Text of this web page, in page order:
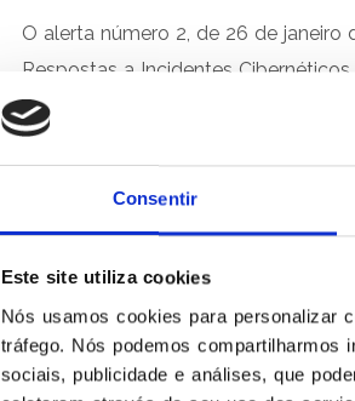
Consentir
Este site utiliza cookies
Nós usamos cookies para personalizar
tráfego. Nós podemos
sociais, publicidade e análises, que
O alerta número 2, de 26 de janeiro
Respostas a Incidentes
de software, especialmente, quanto
apontando, como medida de